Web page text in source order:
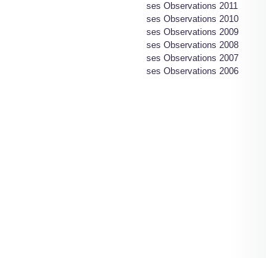
ses Observations 2011
ses Observations 2010
ses Observations 2009
ses Observations 2008
ses Observations 2007
ses Observations 2006